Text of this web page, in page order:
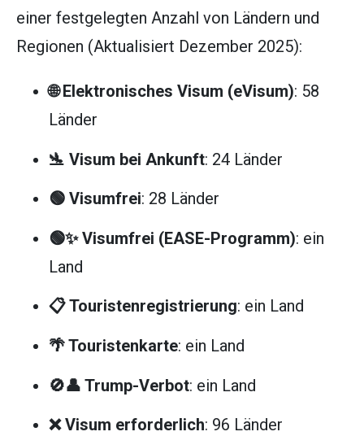
einer festgelegten Anzahl von Ländern und
Regionen (Aktualisiert Dezember 2025):
🌐 Elektronisches Visum (eVisum): 58
Länder
🛬 Visum bei Ankunft: 24 Länder
🟢 Visumfrei: 28 Länder
🟢✨ Visumfrei (EASE-Programm): ein
Land
📋 Touristenregistrierung: ein Land
🌴 Touristenkarte: ein Land
🚫👤 Trump-Verbot: ein Land
❌ Visum erforderlich: 96 Länder